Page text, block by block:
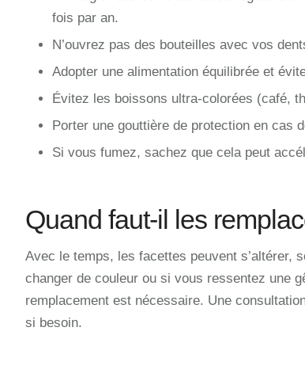
fois par an.
N’ouvrez pas des bouteilles avec vos
Adopter une alimentation équilibrée et
Évitez les boissons ultra-colorées (café,
Porter une gouttière de protection en cas
Si vous fumez, sachez que cela peut
Quand faut-il les
Avec le temps, les facettes peuvent s’altérer,
changer de couleur ou si vous ressentez une
remplacement est nécessaire. Une
si besoin.